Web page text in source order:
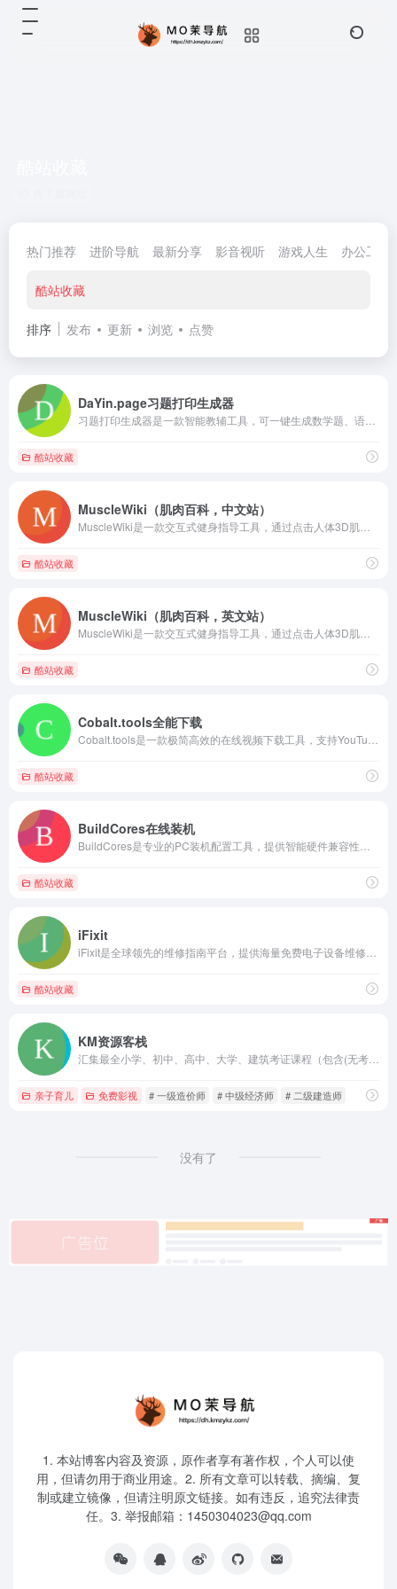
热门推荐 进阶导航 最新分享 影音视听 游戏人生 办公工具
酷站收藏
排序 发布 更新 浏览 点赞
DaYin.page习题打印生成器
酷站收藏
MuscleWiki（肌肉百科，中文站）
酷站收藏
MuscleWiki（肌肉百科，英文站）
酷站收藏
Cobalt.tools全能下载
酷站收藏
BuildCores在线装机
酷站收藏
iFixit
酷站收藏
KM资源客栈
亲子育儿 免费影视 # 一级造价师 # 中级经济师 # 二级建造师
没有了
1. 本站博客内容及资源，原作者享有著作权，个人可以使
用，但请勿用于商业用途。2. 所有文章可以转载、摘编、复
制或建立镜像，但请注明原文链接。如有违反，追究法律责
任。3. 举报邮箱：1450304023@qq.com